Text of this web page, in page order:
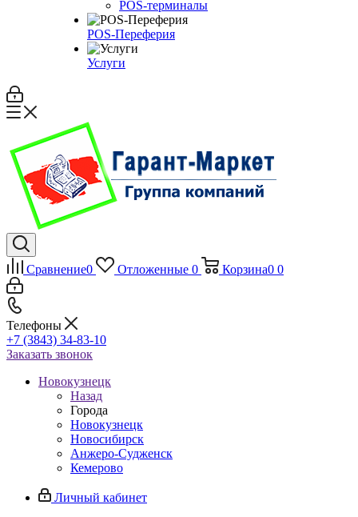
POS-терминалы
POS-Переферия
Услуги
Сравнение0 Отложенные 0 Корзина0 0
Телефоны
+7 (3843) 34-83-10
Заказать звонок
Новокузнецк
Назад
Города
Новокузнецк
Новосибирск
Анжеро-Судженск
Кемерово
Личный кабинет